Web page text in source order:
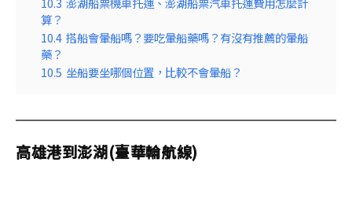
算？
10.4 搭船會暈船嗎？要吃暈船藥嗎？有沒有推薦的暈船
藥？
10.5 坐船要坐哪個位置，比較不會暈船？
高雄港到澎湖(臺華輪航線)